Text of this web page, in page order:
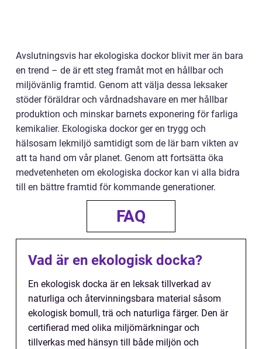
Avslutningsvis har ekologiska dockor blivit mer än bara
en trend – de är ett steg framåt mot en hållbar och
miljövänlig framtid. Genom att välja dessa leksaker
stöder föräldrar och vårdnadshavare en mer hållbar
produktion och minskar barnets exponering för farliga
kemikalier. Ekologiska dockor ger en trygg och
hälsosam lekmiljö samtidigt som de lär barn vikten av
att ta hand om vår planet. Genom att fortsätta öka
medvetenheten om ekologiska dockor kan vi alla bidra
till en bättre framtid för kommande generationer.
FAQ
Vad är en ekologisk docka?
En ekologisk docka är en leksak tillverkad av
naturliga och återvinningsbara material såsom
ekologisk bomull, trä och naturliga färger. Den är
certifierad med olika miljömärkningar och
tillverkas med hänsyn till både miljön och